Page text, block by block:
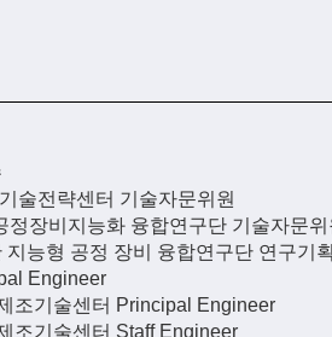
술전략센터 기술자문위원
장비지능화 융합연구단 기술자문위
능형 공정 장비 융합연구단 연구기
Engineer
조기술센터 Principal Engineer
조기술센터 Staff Engineer